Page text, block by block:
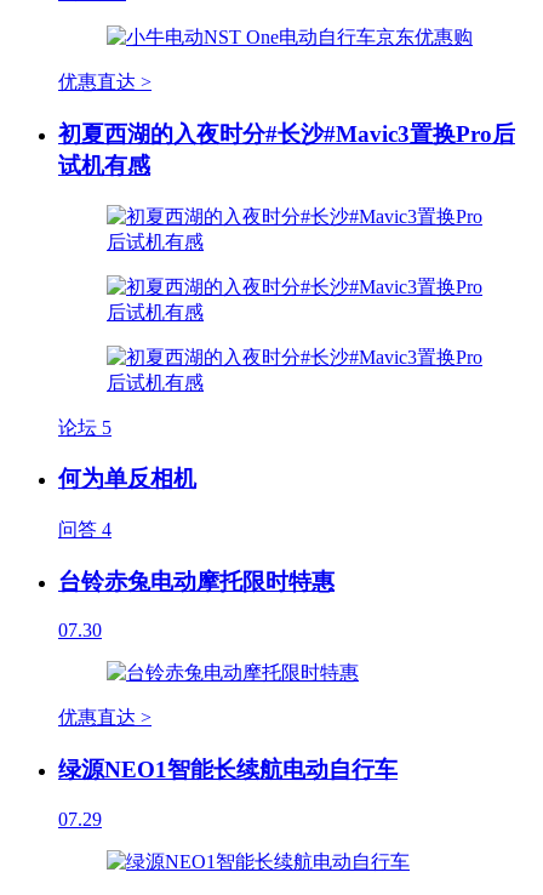
优惠直达 >
初夏西湖的入夜时分#长沙#Mavic3置换Pro后
试机有感
论坛 5
何为单反相机
问答 4
台铃赤兔电动摩托限时特惠
07.30
优惠直达 >
绿源NEO1智能长续航电动自行车
07.29